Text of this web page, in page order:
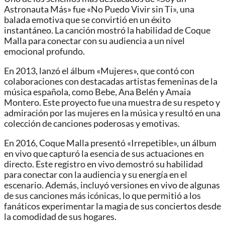
Astronauta Más» fue «No Puedo Vivir sin Ti», una
balada emotiva que se convirtió en un éxito
instantáneo. La canción mostró la habilidad de Coque
Malla para conectar con su audiencia a un nivel
emocional profundo.
En 2013, lanzó el álbum «Mujeres», que contó con
colaboraciones con destacadas artistas femeninas de la
música española, como Bebe, Ana Belén y Amaia
Montero. Este proyecto fue una muestra de su respeto y
admiración por las mujeres en la música y resultó en una
colección de canciones poderosas y emotivas.
En 2016, Coque Malla presentó «Irrepetible», un álbum
en vivo que capturó la esencia de sus actuaciones en
directo. Este registro en vivo demostró su habilidad
para conectar con la audiencia y su energía en el
escenario. Además, incluyó versiones en vivo de algunas
de sus canciones más icónicas, lo que permitió a los
fanáticos experimentar la magia de sus conciertos desde
la comodidad de sus hogares.